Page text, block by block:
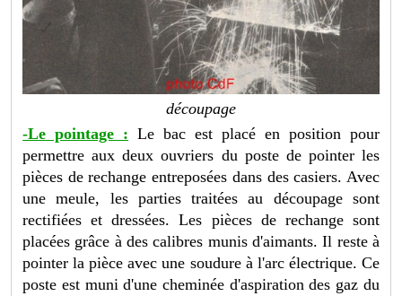
découpage
-Le pointage : Le bac est placé en position pour
permettre aux deux ouvriers du poste de pointer les
pièces de rechange entreposées dans des casiers. Avec
une meule, les parties traitées au découpage sont
rectifiées et dressées. Les pièces de rechange sont
placées grâce à des calibres munis d'aimants. Il reste à
pointer la pièce avec une soudure à l'arc électrique. Ce
poste est muni d'une cheminée d'aspiration des gaz du